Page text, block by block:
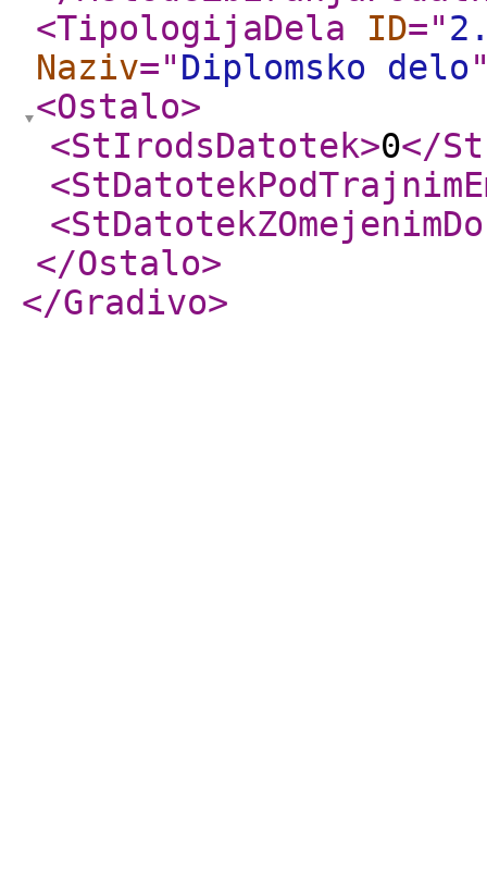
<TipologijaDela
ID="
Naziv="Diplomsko delo
<Ostalo>
<StIrodsDatotek>0</
</Ostalo>
</Gradivo>